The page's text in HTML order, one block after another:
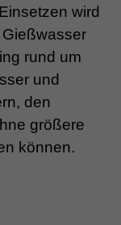
wird
rund um
und
den
größere
können.